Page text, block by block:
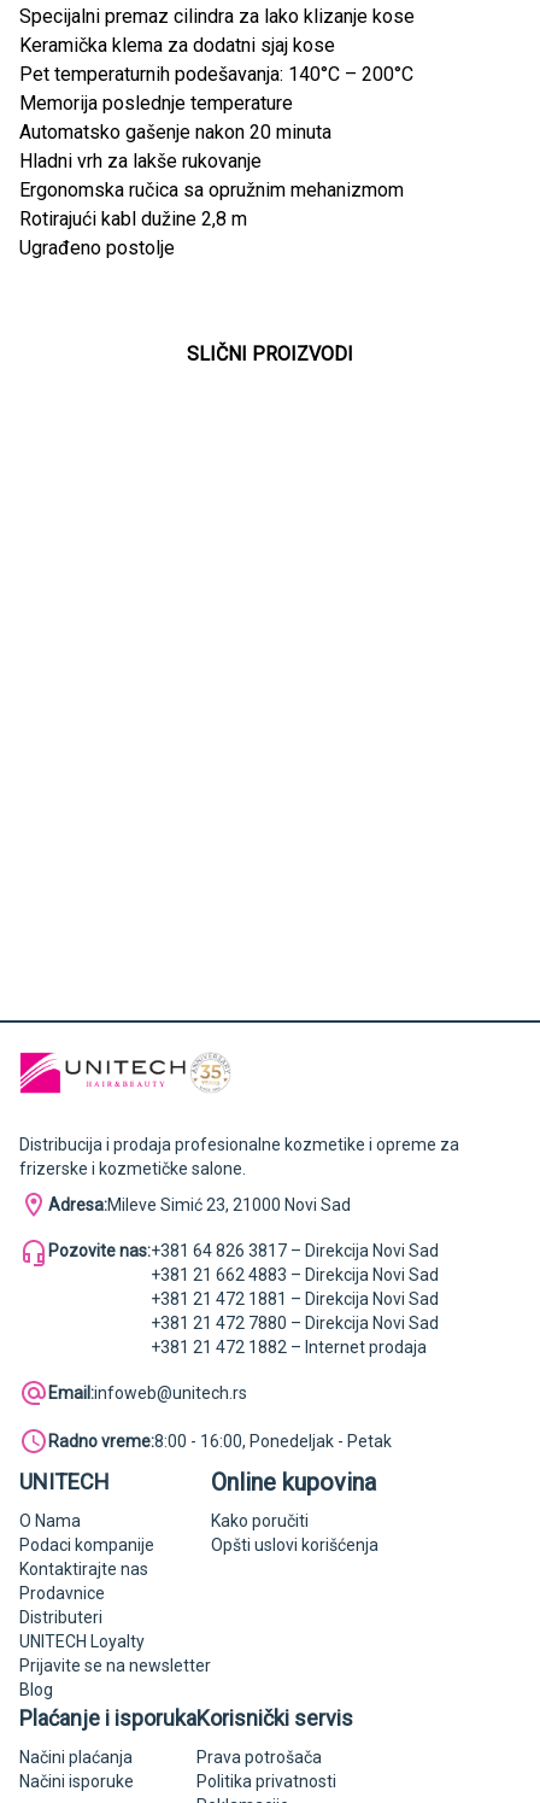
Specijalni premaz cilindra za lako klizanje kose
Keramička klema za dodatni sjaj kose
Pet temperaturnih podešavanja: 140°C – 200°C
Memorija poslednje temperature
Automatsko gašenje nakon 20 minuta
Hladni vrh za lakše rukovanje
Ergonomska ručica sa opružnim mehanizmom
Rotirajući kabl dužine 2,8 m
Ugrađeno postolje
SLIČNI PROIZVODI
Distribucija i prodaja profesionalne kozmetike i opreme za
frizerske i kozmetičke salone.
Adresa:Mileve Simić 23, 21000 Novi Sad
Pozovite nas:+381 64 826 3817 – Direkcija Novi Sad
+381 21 662 4883 – Direkcija Novi Sad
+381 21 472 1881 – Direkcija Novi Sad
+381 21 472 7880 – Direkcija Novi Sad
+381 21 472 1882 – Internet prodaja
Email:infoweb@unitech.rs
Radno vreme:8:00 - 16:00, Ponedeljak - Petak
UNITECH
O Nama
Podaci kompanije
Kontaktirajte nas
Prodavnice
Distributeri
UNITECH Loyalty
Prijavite se na newsletter
Blog
Online kupovina
Kako poručiti
Opšti uslovi korišćenja
Plaćanje i isporuka
Načini plaćanja
Načini isporuke
Korisnički servis
Prava potrošača
Politika privatnosti